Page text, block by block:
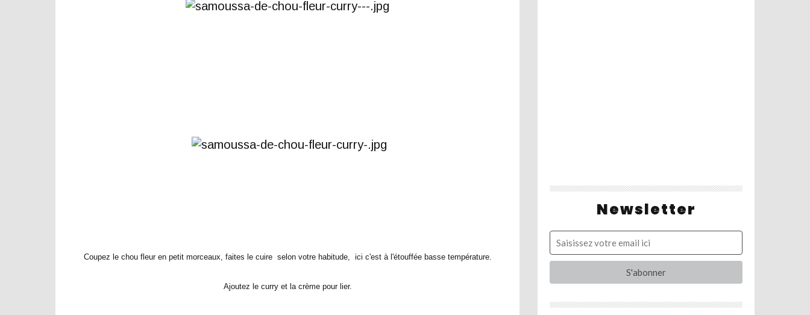
Coupez le chou fleur en petit morceaux, faites le cuire selon votre habitude, ici c'est à l'étouffée basse température.
Ajoutez le curry et la crème pour lier.
Newsletter